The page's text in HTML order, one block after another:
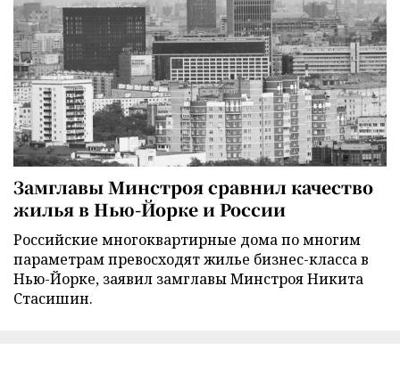
Замглавы Минстроя сравнил качество
жилья в Нью-Йорке и России
Российские многоквартирные дома по многим
параметрам превосходят жилье бизнес-класса в
Нью-Йорке, заявил замглавы Минстроя Никита
Стасишин.